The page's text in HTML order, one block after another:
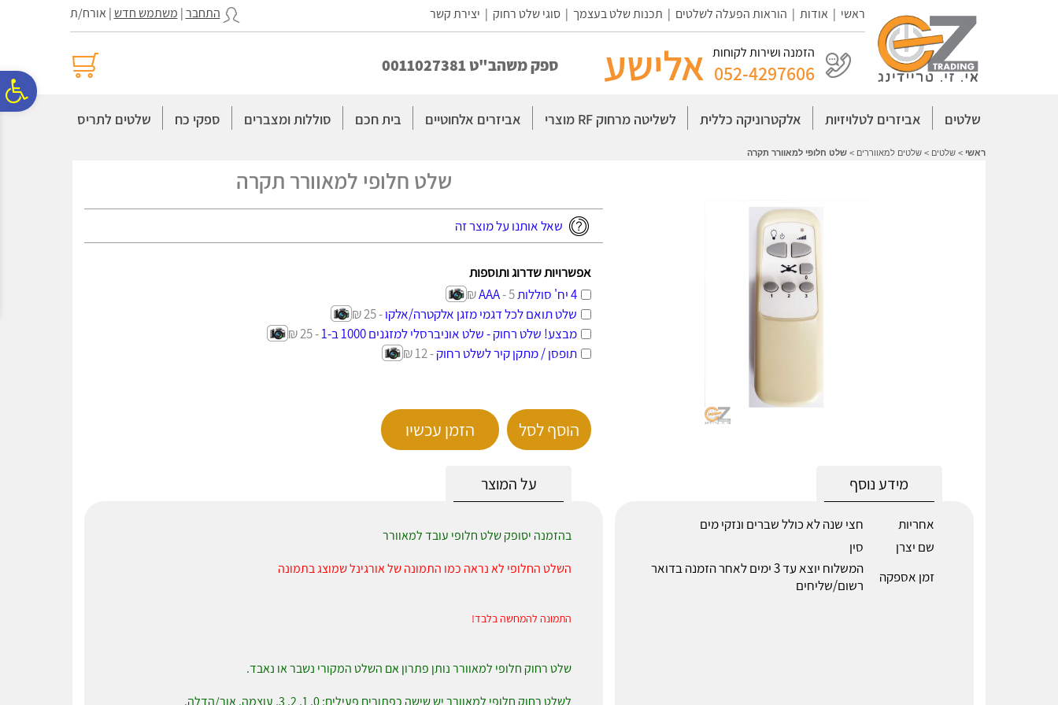
נגישות
אתר
המרכזי
ראשי | אודות | הוראות הפעלה לשלטים | תכנות שלט בעצמך |סוגי שלט רחוק | יצירת קשר התחבר| משתמש חדש| אורח/ת
הזמנה ושירות לקוחות
052-4297606 אלישע ספק משהב"ט 0011027381
שלטים אביזרים לטלויזיות אלקטרוניקה כללית מוצרי RF לשליטה מרחוק אביזרים אלחוטיים בית חכם סוללות ומצברים ספקי כח שלטים לתריס
ראשי > שלטים > שלטים למאווררים > שלט חלופי למאוורר תקרה
שלט חלופי למאוורר תקרה
שאל אותנו על מוצר זה
אפשרויות שדרוג ותוספות
4 יח' סוללות AAA
- 5 ₪
שלט תואם לכל דגמי מזגן אלקטרה/אלקו- 25 ₪
מבצע! שלט רחוק - שלט אוניברסלי למזגנים 1000 ב-1
- 25 ₪
תופסן / מתקן קיר לשלט רחוק- 12 ₪
הוסף לסל הזמן עכשיו
על המוצר
בהזמנה יסופק שלט חלופי עובד למאוורר
השלט החלופי לא נראה כמו התמונה של אורגינל שמוצג בתמונה
התמונה להמחשה בלבד!
שלט רחוק חלופי למאוורר נותן פתרון אם השלט המקורי נשבר או נאבד.
מידע נוסף
אחריות
חצי שנה לא כולל שברים ונזקי מים
שם יצרן
סין
זמן אספקה
המשלוח יוצא עד 3 ימים לאחר הזמנה בדואר
רשום/שליחים